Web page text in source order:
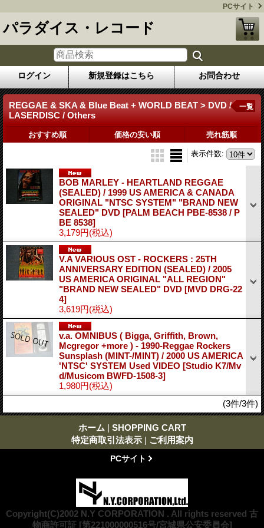
PCサイト
パラダイス・レコード
ログイン 新規登録はこちら お問合わせ
REGGAE & SKA & Blue Beat + WORLD BEAT > DVD /
LASERDISC / Others
一覧
おすすめ順 価格の安い順 売れ筋順
表示件数:
BOB MARLEY - HEARTLAND REGGAE
(SEALED) / 1999 US AMERICA & CANADA
ORIGINAL "NTSC SYSTEM" "BRAND NEW
SEALED" DVD [PALM BEACH PBE-8538 / P
BE 8538]
3,179円(税込)
V.A VARIOUS OST - ROCKERS : 25TH
ANNIVERSARY EDITION (SEALED) / 2005
US AMERICA ORIGINAL "ALL REGION"
"BRAND NEW SEALED" DVD [MVD DRG-22
4]
3,619円(税込)
v.a. OMNIBUS ( Bigga, Griffith, Brown,
Mcgregor +more ) - 1990-Reggae Rockers
Sunsplash (MINT-/MINT) / 2000 US AMERICA
'NTSC' SYSTEM Used VIDEO [Studio K7/Mv
d/Musicom BWFD-1508-3]
1,980円(税込)
(3件/3件)
ホーム | SHOPPING CART
特定商取引法表示 | ご利用案内
PCサイト
Copyright(C)2002 N.Y CORPORATION . All rights reserved 古
物商許可証 [第221000000516号/宮城県公安委員会]